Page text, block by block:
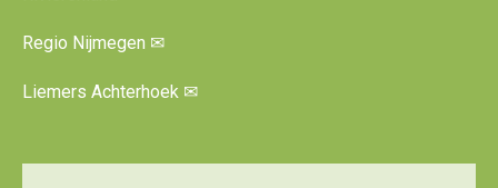
Regio Nijmegen ✉
Liemers Achterhoek ✉